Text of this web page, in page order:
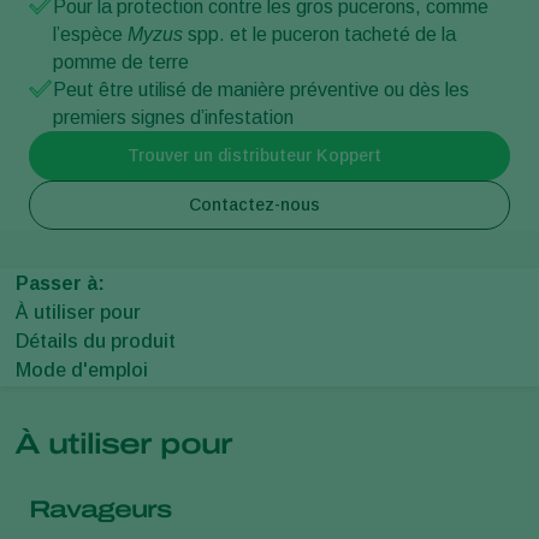
Pour la protection contre les gros pucerons, comme
l’espèce Myzus spp. et le puceron tacheté de la
pomme de terre
Peut être utilisé de manière préventive ou dès les
premiers signes d’infestation
Trouver un distributeur Koppert
Contactez-nous
Passer à:
À utiliser pour
Détails du produit
Mode d'emploi
À utiliser pour
Ravageurs